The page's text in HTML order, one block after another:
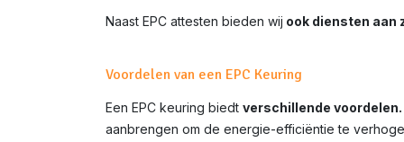
Naast EPC attesten bieden wij ook diensten aan
Voordelen van een EPC Keuring
Een EPC keuring biedt verschillende voordelen.
aanbrengen om de energie-efficiëntie te